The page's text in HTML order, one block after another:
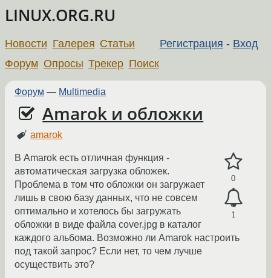
LINUX.ORG.RU
Регистрация - Вход
Новости Галерея Статьи
Форум Опросы Трекер Поиск
Форум — Multimedia
Amarok и обложки
amarok
0
1
В Amarok есть отличная функция -
автоматическая загрузка обложек.
Проблема в том что обложки он загружает
лишь в свою базу данных, что не совсем
оптимально и хотелось бы загружать
обложки в виде файла cover.jpg в каталог
каждого альбома. Возможно ли Amarok настроить
под такой запрос? Если нет, то чем лучше
осуществить это?